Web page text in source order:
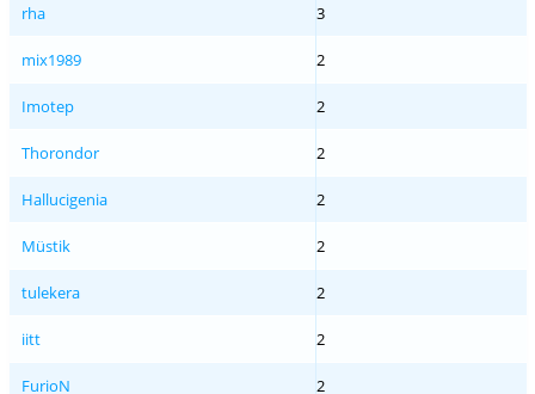
rha 3
mix1989 2
Imotep 2
Thorondor 2
Hallucigenia 2
Müstik 2
tulekera 2
iitt 2
FurioN 2